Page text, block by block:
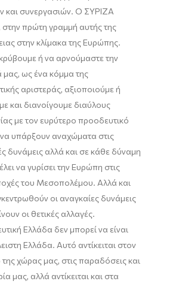
και συνεργασιών. Ο ΣΥΡΙΖΑ
στην πρώτη γραμμή αυτής της
στην κλίμακα της Ευρώπης.
ή να αρνούμαστε την
μας, ως ένα κόμμα της
αριστεράς, αξιοποιούμε ή
και διανοίγουμε διαύλους
με τον ευρύτερο προοδευτικό
υπάρξουν αναχώματα στις
δυνάμεις αλλά και σε κάθε δύναμη
να γυρίσει την Ευρώπη στις
του Μεσοπολέμου. Αλλά και
οι αναγκαίες δυνάμεις
οι θετικές αλλαγές.
Ελλάδα δεν μπορεί να είναι
Ελλάδα. Αυτό αντίκειται στον
της χώρας μας, στις παραδόσεις και
μας, αλλά αντίκειται και στα